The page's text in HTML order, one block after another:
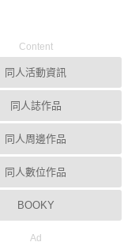
Content
同人活動資訊
同人誌作品
同人周邊作品
同人數位作品
BOOKY
Ad